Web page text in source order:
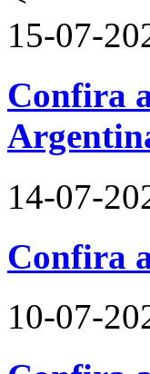
15-07-
Confira
14-07-
Confira
10-07-